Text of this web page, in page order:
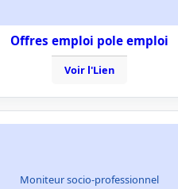
Offres emploi pole emploi
Voir l'Lien
Moniteur socio-professionnel